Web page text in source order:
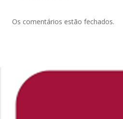
Os comentários estão fechados.